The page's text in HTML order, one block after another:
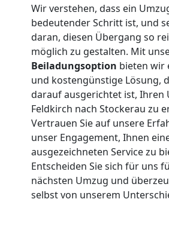
Wir verstehen, dass ein
bedeutender Schritt ist, und
daran, diesen Übergang so
möglich zu gestalten. Mit
Beiladungsoption bieten wir
und kostengünstige Lösung,
darauf ausgerichtet ist, Ihren
Feldkirch nach Stockerau zu
Vertrauen Sie auf unsere
unser Engagement, Ihnen
ausgezeichneten Service zu
Entscheiden Sie sich für uns
nächsten Umzug und
selbst von unserem
Senioren
Feldkirch
Fernumzug
Feldkirch
Firmenumzug